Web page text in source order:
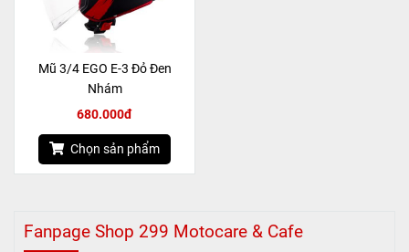
Mũ 3/4 EGO E-3 Đỏ Đen
Nhám
680.000đ
Chọn sản phẩm
Fanpage Shop 299 Motocare & Cafe